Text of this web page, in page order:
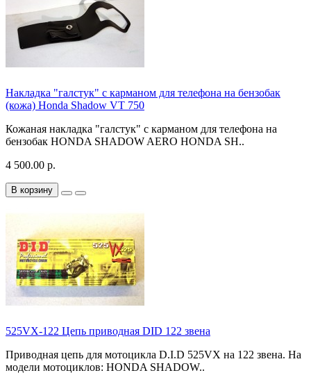
Накладка "галстук" с карманом для телефона на бензобак
(кожа) Honda Shadow VT 750
Кожаная накладка "галстук" с карманом для телефона на
бензобак HONDA SHADOW AERO HONDA SH..
4 500.00 р.
В корзину
525VX-122 Цепь приводная DID 122 звена
Приводная цепь для мотоцикла D.I.D 525VX на 122 звена. На
модели мотоциклов: HONDA SHADOW..